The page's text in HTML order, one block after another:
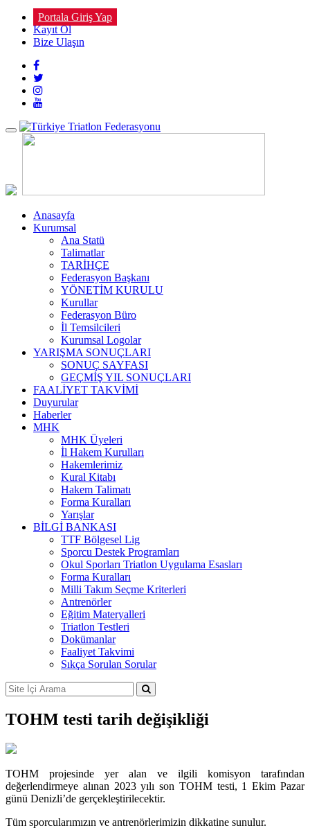
Portala Giriş Yap
Kayıt Ol
Bize Ulaşın
Toggle
navigation
Anasayfa
Kurumsal
Ana Statü
Talimatlar
TARİHÇE
Federasyon Başkanı
YÖNETİM KURULU
Kurullar
Federasyon Büro
İl Temsilcileri
Kurumsal Logolar
YARIŞMA SONUÇLARI
SONUÇ SAYFASI
GEÇMİŞ YIL SONUÇLARI
FAALİYET TAKVİMİ
Duyurular
Haberler
MHK
MHK Üyeleri
İl Hakem Kurulları
Hakemlerimiz
Kural Kitabı
Hakem Talimatı
Forma Kuralları
Yarışlar
BİLGİ BANKASI
TTF Bölgesel Lig
Sporcu Destek Programları
Okul Sporları Triatlon Uygulama Esasları
Forma Kuralları
Milli Takım Seçme Kriterleri
Antrenörler
Eğitim Materyalleri
Triatlon Testleri
Dokümanlar
Faaliyet Takvimi
Sıkça Sorulan Sorular
TOHM testi tarih değişikliği
TOHM projesinde yer alan ve ilgili komisyon tarafından
değerlendirmeye alınan 2023 yılı son TOHM testi, 1 Ekim Pazar
günü Denizli’de gerçekleştirilecektir.
Tüm sporcularımızın ve antrenörlerimizin dikkatine sunulur.